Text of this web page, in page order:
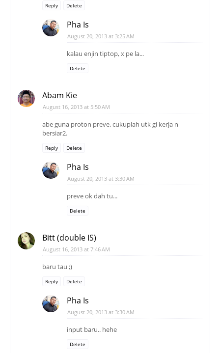
Reply Delete
Pha Is
August 20, 2013 at 3:25 AM
kalau enjin tiptop, x pe la...
Delete
Abam Kie
August 16, 2013 at 5:50 AM
abe guna proton preve. cukuplah utk gi kerja n
bersiar2.
Reply Delete
Pha Is
August 20, 2013 at 3:30 AM
preve ok dah tu...
Delete
Bitt (double IS)
August 16, 2013 at 7:46 AM
baru tau ;)
Reply Delete
Pha Is
August 20, 2013 at 3:30 AM
input baru.. hehe
Delete